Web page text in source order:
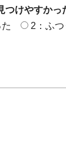
つけやすかっ
2：ふつ